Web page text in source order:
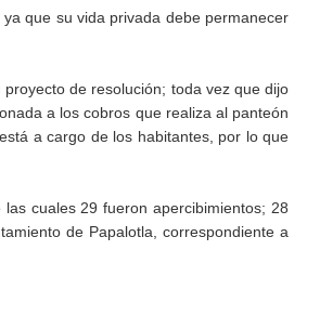
que su vida privada debe permanecer
de resolución; toda vez que dijo
a los cobros que realiza al panteón
a cargo de los habitantes, por lo que
cuales 29 fueron apercibimientos; 28
de Papalotla, correspondiente a